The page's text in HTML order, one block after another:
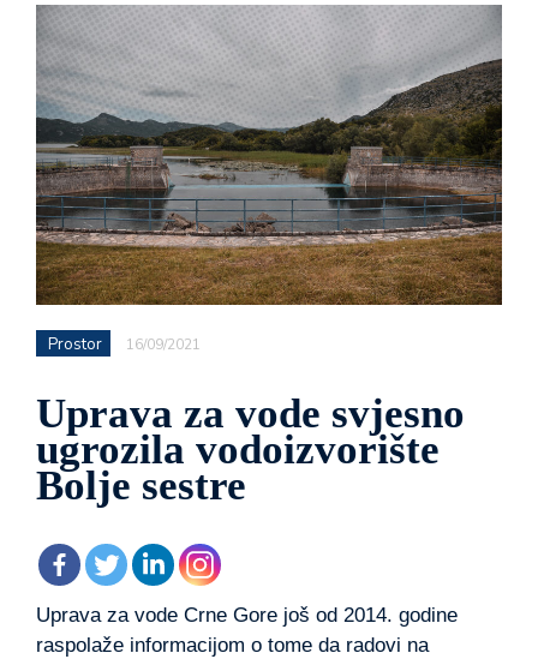
Prostor 16/09/2021
Uprava za vode svjesno
ugrozila vodoizvorište
Bolje sestre
Uprava za vode Crne Gore još od 2014. godine
raspolaže informacijom o tome da radovi na